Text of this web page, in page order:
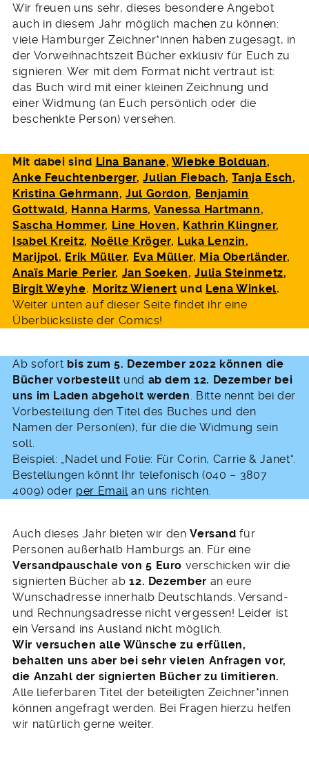
Wir freuen uns sehr, dieses besondere Angebot
auch in diesem Jahr möglich machen zu können:
viele Hamburger Zeichner*innen haben zugesagt, in
der Vorweihnachtszeit Bücher exklusiv für Euch zu
signieren. Wer mit dem Format nicht vertraut ist:
das Buch wird mit einer kleinen Zeichnung und
einer Widmung (an Euch persönlich oder die
beschenkte Person) versehen.
Mit dabei sind Lina Banane, Wiebke Bolduan,
Anke Feuchtenberger,Julian Fiebach,Tanja Esch,
Kristina Gehrmann,Jul Gordon, Benjamin
Gottwald, Hanna Harms, Vanessa Hartmann,
Sascha Hommer, Line Hoven, Kathrin Klingner,
Isabel Kreitz, Noëlle Kröger, Luka Lenzin,
Marijpol, Erik Müller, Eva Müller, Mia Oberländer,
Anaïs Marie Perier, Jan Soeken,Julia Steinmetz,
Birgit Weyhe, Moritz Wienert und Lena Winkel.
Weiter unten auf dieser Seite findet ihr eine
Überblicksliste der Comics!
Ab sofort bis zum 5. Dezember 2022 können die
Bücher vorbestellt und ab dem 12. Dezember bei
uns im Laden abgeholt werden . Bitte nennt bei der
Vorbestellung den Titel des Buches und den
Namen der Person(en), für die die Widmung sein
soll.
Beispiel: „Nadel und Folie: Für Corin, Carrie & Janet“.
Bestellungen könnt Ihr telefonisch (040 – 3807
4009) oder per Email an uns richten.
Auch dieses Jahr bieten wir denVersandfür
Personen außerhalb Hamburgs an. Für eine
Versandpauschale von 5 Euro verschicken wir die
signierten Bücher ab 12. Dezember an eure
Wunschadresse innerhalb Deutschlands. Versand-
und Rechnungsadresse nicht vergessen! Leider ist
ein Versand ins Ausland nicht möglich.
Wir versuchen alle Wünsche zu erfüllen,
behalten uns aber bei sehr vielen Anfragen vor,
die Anzahl der signierten Bücher zu limitieren.
Alle lieferbaren Titel der beteiligten Zeichner*innen
können angefragt werden. Bei Fragen hierzu helfen
wir natürlich gerne weiter.